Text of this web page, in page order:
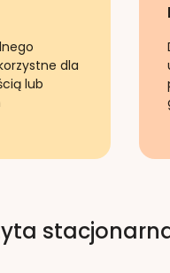
dla
lub